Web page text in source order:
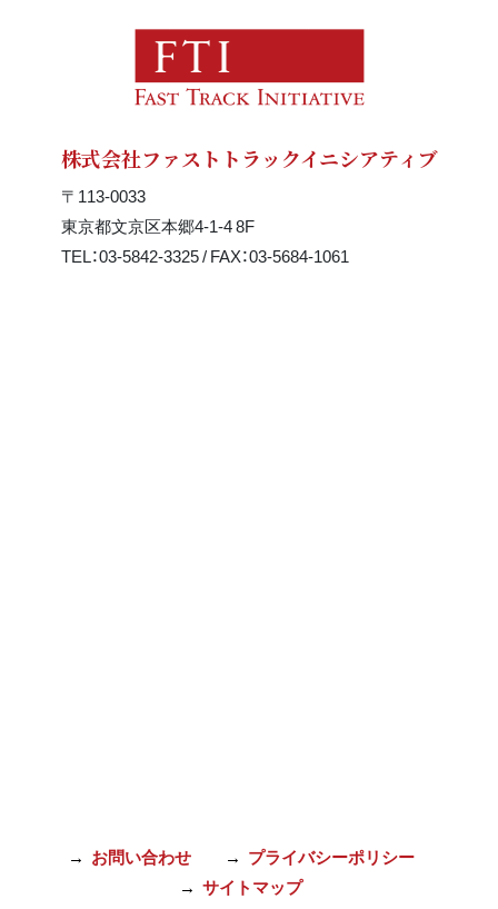
株式会社ファストトラックイニシアティブ
〒113-0033
東京都文京区本郷4-1-4 8F
TEL：03-5842-3325 / FAX：03-5684-1061
お問い合わせ
プライバシーポリシー
サイトマップ